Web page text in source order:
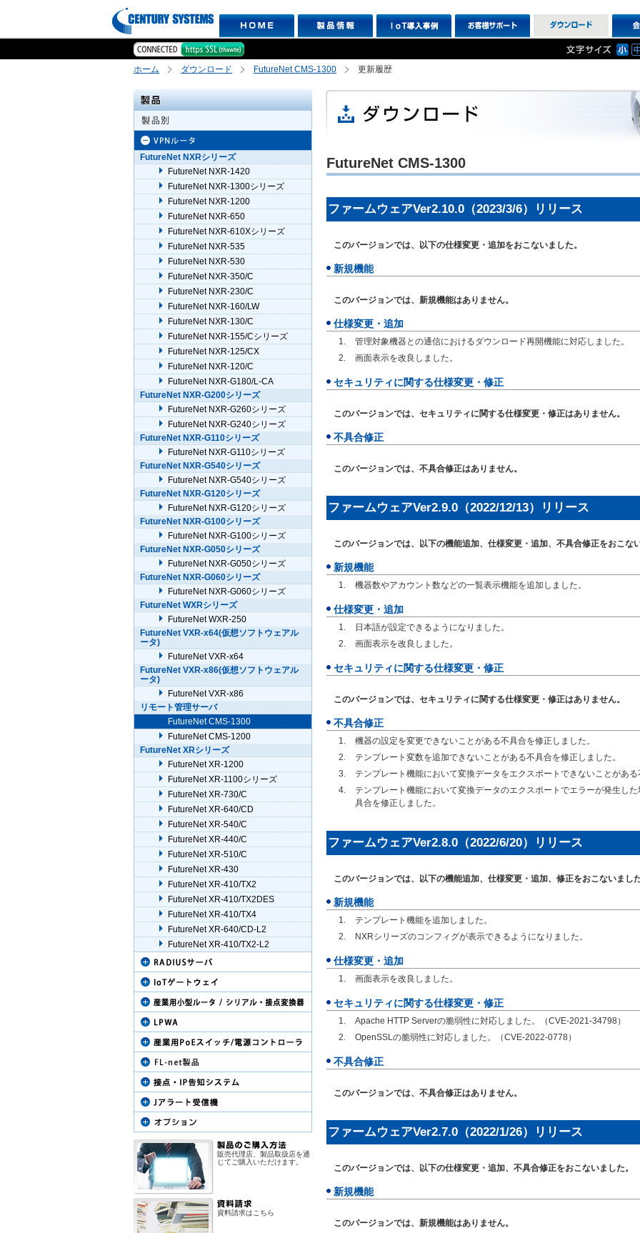
ホーム ダウンロード FutureNet CMS-1300 更新履歴
FutureNet CMS-1300
ファームウェアVer2.10.0（2023/3/6）リリース
このバージョンでは、以下の仕様変更・追加をおこないました。
新規機能
このバージョンでは、新規機能はありません。
仕様変更・追加
管理対象機器との通信におけるダウンロード再開機能に対応しました。
画面表示を改良しました。
セキュリティに関する仕様変更・修正
このバージョンでは、セキュリティに関する仕様変更・修正はありません。
不具合修正
このバージョンでは、不具合修正はありません。
ファームウェアVer2.9.0（2022/12/13）リリース
このバージョンでは、以下の機能追加、仕様変更・追加、不具合修正をおこない
新規機能
機器数やアカウント数などの一覧表示機能を追加しました。
仕様変更・追加
日本語が設定できるようになりました。
画面表示を改良しました。
セキュリティに関する仕様変更・修正
このバージョンでは、セキュリティに関する仕様変更・修正はありません。
不具合修正
機器の設定を変更できないことがある不具合を修正しました。
テンプレート変数を追加できないことがある不具合を修正しました。
テンプレート機能において変換データをエクスポートできないことがある
テンプレート機能において変換データのエクスポートでエラーが発生し
具合を修正しました。
ファームウェアVer2.8.0（2022/6/20）リリース
このバージョンでは、以下の機能追加、仕様変更・追加、修正をおこないました
新規機能
テンプレート機能を追加しました。
NXRシリーズのコンフィグが表示できるようになりました。
仕様変更・追加
画面表示を改良しました。
セキュリティに関する仕様変更・修正
Apache HTTP Serverの脆弱性に対応しました。（CVE-2021-34798）
OpenSSLの脆弱性に対応しました。（CVE-2022-0778）
不具合修正
このバージョンでは、不具合修正はありません。
ファームウェアVer2.7.0（2022/1/26）リリース
このバージョンでは、以下の仕様変更・追加、不具合修正をおこないました。
新規機能
このバージョンでは、新規機能はありません。
FutureNet NXRシリーズ
FutureNet NXR-1420
FutureNet NXR-1300シリーズ
FutureNet NXR-1200
FutureNet NXR-650
FutureNet NXR-610Xシリーズ
FutureNet NXR-535
FutureNet NXR-530
FutureNet NXR-350/C
FutureNet NXR-230/C
FutureNet NXR-160/LW
FutureNet NXR-130/C
FutureNet NXR-155/Cシリーズ
FutureNet NXR-125/CX
FutureNet NXR-120/C
FutureNet NXR-G180/L-CA
FutureNet NXR-G200シリーズ
FutureNet NXR-G260シリーズ
FutureNet NXR-G240シリーズ
FutureNet NXR-G110シリーズ
FutureNet NXR-G110シリーズ
FutureNet NXR-G540シリーズ
FutureNet NXR-G540シリーズ
FutureNet NXR-G120シリーズ
FutureNet NXR-G120シリーズ
FutureNet NXR-G100シリーズ
FutureNet NXR-G100シリーズ
FutureNet NXR-G050シリーズ
FutureNet NXR-G050シリーズ
FutureNet NXR-G060シリーズ
FutureNet NXR-G060シリーズ
FutureNet WXRシリーズ
FutureNet WXR-250
FutureNet VXR-x64(仮想ソフトウェアル
ータ)
FutureNet VXR-x64
FutureNet VXR-x86(仮想ソフトウェアル
ータ)
FutureNet VXR-x86
リモート管理サーバ
FutureNet CMS-1300
FutureNet CMS-1200
FutureNet XRシリーズ
FutureNet XR-1200
FutureNet XR-1100シリーズ
FutureNet XR-730/C
FutureNet XR-640/CD
FutureNet XR-540/C
FutureNet XR-440/C
FutureNet XR-510/C
FutureNet XR-430
FutureNet XR-410/TX2
FutureNet XR-410/TX2DES
FutureNet XR-410/TX4
FutureNet XR-640/CD-L2
FutureNet XR-410/TX2-L2
販売代理店、製品取扱店を通
じてご購入いただけます。
資料請求はこちら